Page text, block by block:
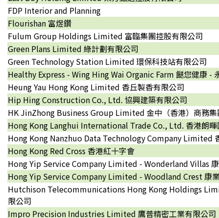
FDP Interior and Planning
Flourishan 富煜鑽
Fulum Group Holdings Limited 富臨集團控股有限公司
Green Plans Limited 綠計劃有限公司
Green Technology Station Limited 環保科技站有限公司
Healthy Express - Wing Hing Wai Organic Farm 餸您健康 -
Heung Yau Hong Kong Limited 香丘製香有限公司
Hip Hing Construction Co., Ltd. 協興建築有限公司
HK JinZhong Business Group Limited 金中（香港）商務集
Hong Kong Langhui International Trade Co., Ltd. 香港朗暉
Hong Kong Nanzhuo Data Technology Company Limited
Hong Kong Red Cross 香港紅十字會
Hong Yip Service Company Limited - Wonderland Villas
Hong Yip Service Company Limited - Woodland Crest 康
Hutchison Telecommunications Hong Kong Holdings
限公司
Impro Precision Industries Limited 鷹普精密工業有限公司